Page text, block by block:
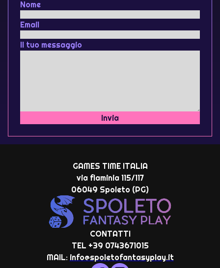
Nome
Email
Il tuo messaggio
Invia
GAMES TIME ITALIA
via flaminia 115/117
06049 Spoleto (PG)
CONTATTI
TEL +39 0743671015
MAIL: info@spoletofantasyplay.it